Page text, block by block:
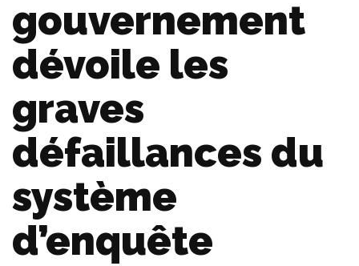
gouvernement
dévoile les
graves
défaillances du
système
d’enquête